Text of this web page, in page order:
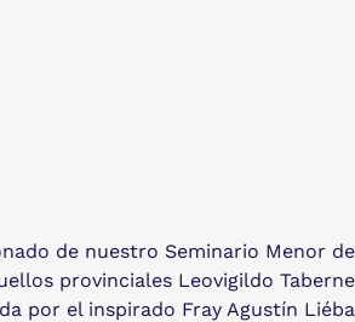
de nuestro Seminario Menor
provinciales Leovigildo
por el inspirado Fray Agustín